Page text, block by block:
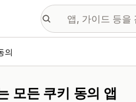
의
모든 쿠키 동의 앱